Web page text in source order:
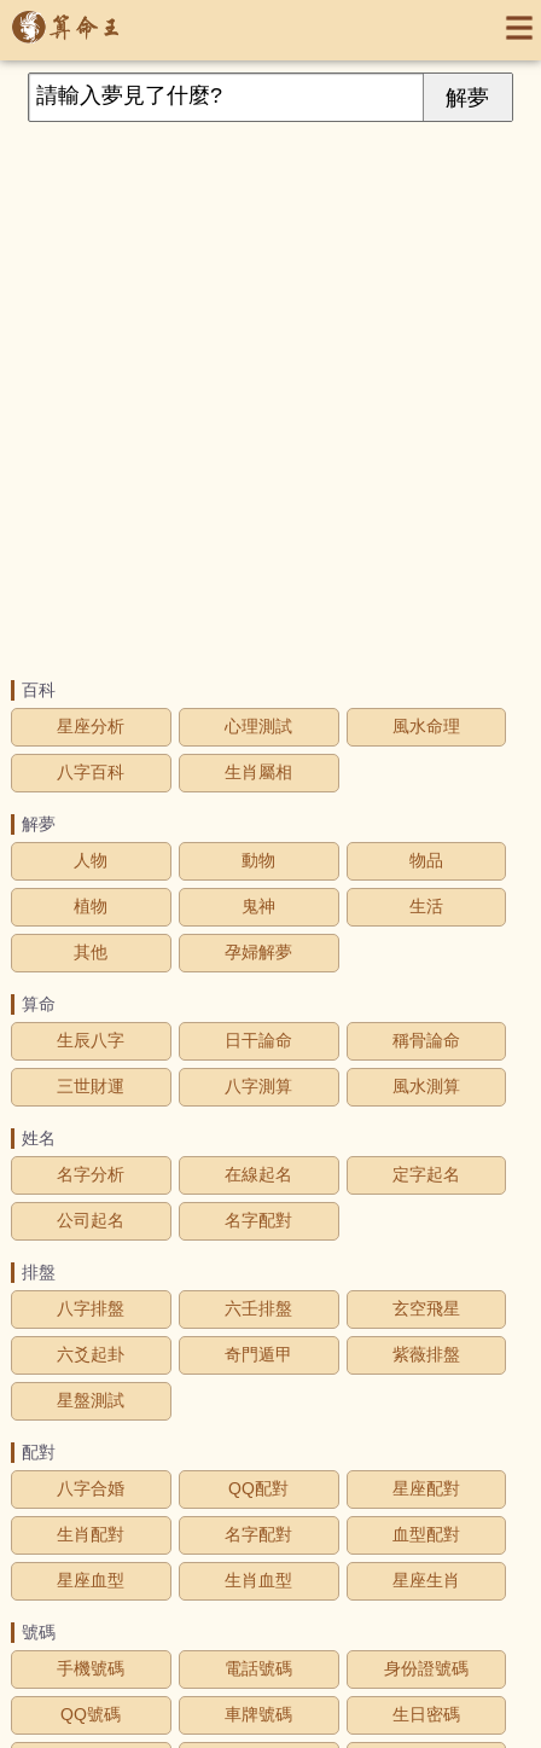
百科
星座分析
心理測試 風水命理
八字百科 生肖屬相
解夢
人物
動物 物品
植物 鬼神 生活
其他 孕婦解夢
算命
生辰八字
日干論命 稱骨論命
三世財運 八字測算 風水測算
姓名
名字分析
在線起名 定字起名
公司起名 名字配對
排盤
八字排盤
六壬排盤 玄空飛星
六爻起卦 奇門遁甲 紫薇排盤
星盤測試
配對
八字合婚
QQ配對 星座配對
生肖配對 名字配對 血型配對
星座血型 生肖血型 星座生肖
號碼
手機號碼
電話號碼 身份證號碼
QQ號碼 車牌號碼 生日密碼